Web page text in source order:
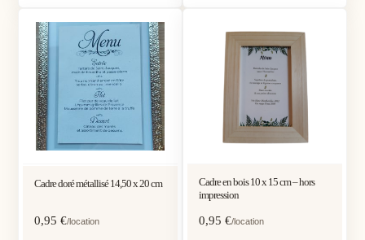
Cadre doré métallisé 14,50 x 20 cm
0,95€/location
Cadre en bois 10 x 15 cm – hors
impression
0,95 €/location